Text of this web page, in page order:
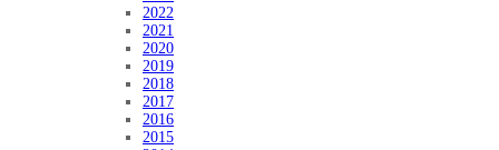
2022
2021
2020
2019
2018
2017
2016
2015